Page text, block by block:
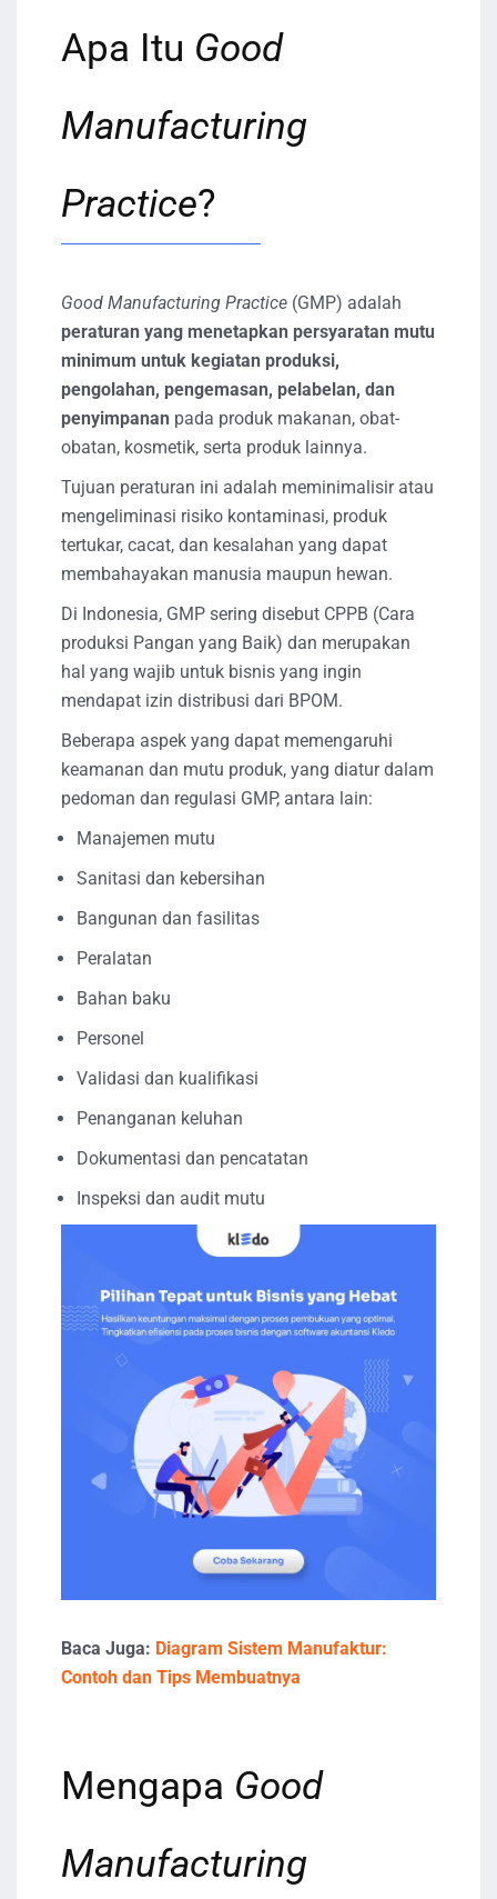
Apa Itu Good
Manufacturing
Practice?
Good Manufacturing Practice (GMP) adalah
peraturan yang menetapkan persyaratan mutu
minimum untuk kegiatan produksi,
pengolahan, pengemasan, pelabelan, dan
penyimpanan pada produk makanan, obat-
obatan, kosmetik, serta produk lainnya.
Tujuan peraturan ini adalah meminimalisir atau
mengeliminasi risiko kontaminasi, produk
tertukar, cacat, dan kesalahan yang dapat
membahayakan manusia maupun hewan.
Di Indonesia, GMP sering disebut CPPB (Cara
produksi Pangan yang Baik) dan merupakan
hal yang wajib untuk bisnis yang ingin
mendapat izin distribusi dari BPOM.
Beberapa aspek yang dapat memengaruhi
keamanan dan mutu produk, yang diatur dalam
pedoman dan regulasi GMP, antara lain:
Manajemen mutu
Sanitasi dan kebersihan
Bangunan dan fasilitas
Peralatan
Bahan baku
Personel
Validasi dan kualifikasi
Penanganan keluhan
Dokumentasi dan pencatatan
Inspeksi dan audit mutu
Baca Juga: Diagram Sistem Manufaktur:
Contoh dan Tips Membuatnya
Mengapa Good
Manufacturing